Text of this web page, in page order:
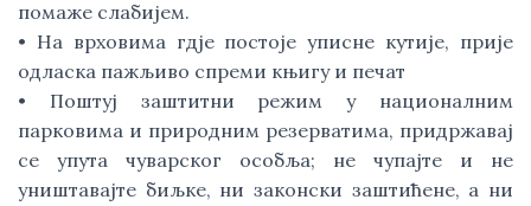
помаже слабијем.
• На врховима гдје постоје уписне кутије, прије
одласка пажљиво спреми књигу и печат
• Поштуј заштитни режим у националним
парковима и природним резерватима, придржавај
се упута чуварског особља; не чупајте и не
уништавајте биљке, ни законски заштићене, а ни